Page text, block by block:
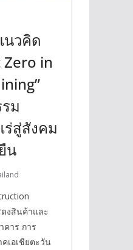
นวคิด
in
ม
ร่สู่สังคม
น
ดงสินค้าและ
คาร การ
เอเชียตะวัน